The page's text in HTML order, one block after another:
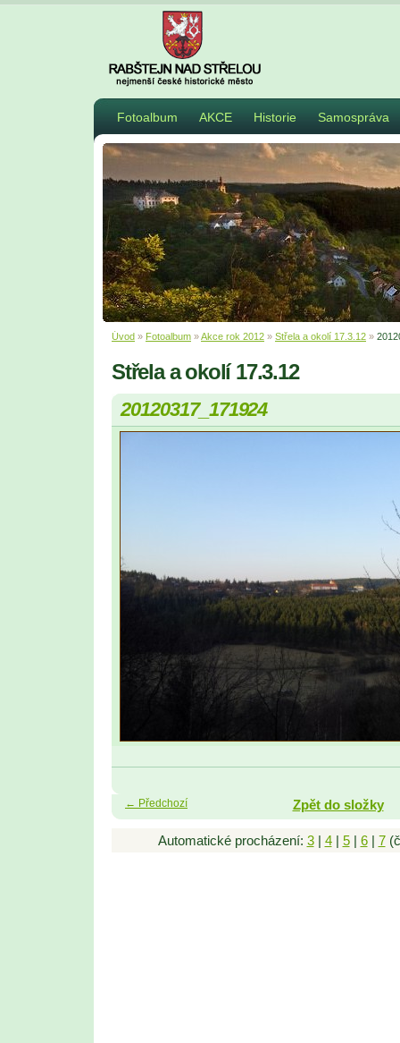
Fotoalbum AKCE Historie Samospráva
Úvod » Fotoalbum »Akce rok 2012 » Střela a okolí 17.3.12 »
Střela a okolí 17.3.12
20120317_171924
← Předchozí Zpět do složky
Automatické procházení: 3| 4| 5| 6| 7